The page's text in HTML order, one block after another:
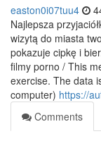
easton0i07tuu4
Najlepsza
wizytą do miasta
pokazuje cipkę i
filmy porno / This
exercise. The data
computer) https://
Comments